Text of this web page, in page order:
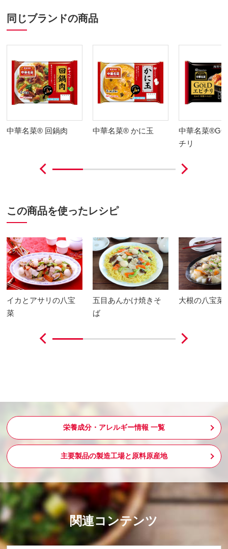
同じブランドの商品
中華名菜® 回鍋肉 中華名菜® かに玉
中華名菜
チリ
この商品を使ったレシピ
イカとアサリの八宝
菜
五目あんかけ焼きそ
ば
大根の八宝菜
栄養成分・アレルギー情報 一覧
主要製品の製造工場と原料原産地
関連コンテンツ